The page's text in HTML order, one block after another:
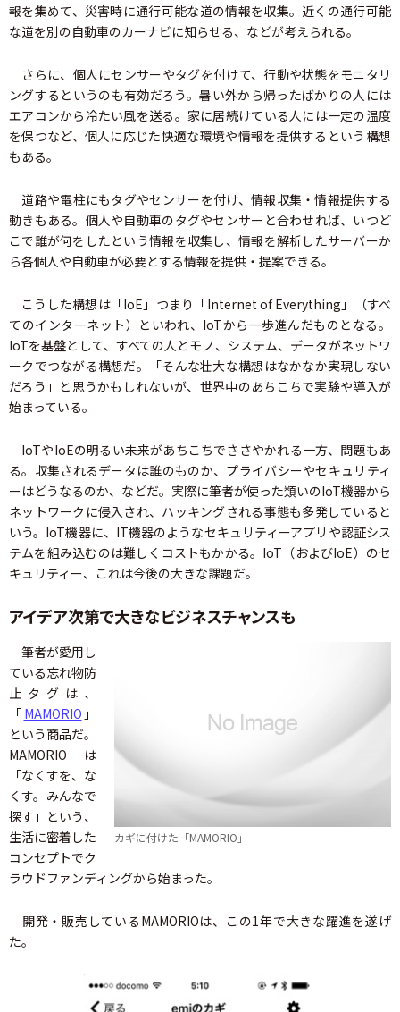
報を集めて、災害時に通行可能な道の情報を収集。近くの通行可能
な道を別の自動車のカーナビに知らせる、などが考えられる。
さらに、個人にセンサーやタグを付けて、行動や状態をモニタリ
ングするというのも有効だろう。暑い外から帰ったばかりの人には
エアコンから冷たい風を送る。家に居続けている人には一定の温度
を保つなど、個人に応じた快適な環境や情報を提供するという構想
もある。
道路や電柱にもタグやセンサーを付け、情報収集・情報提供する
動きもある。個人や自動車のタグやセンサーと合わせれば、いつど
こで誰が何をしたという情報を収集し、情報を解析したサーバーか
ら各個人や自動車が必要とする情報を提供・提案できる。
こうした構想は「IoE」つまり「Internet of Everything」（すべ
てのインターネット）といわれ、IoTから一歩進んだものとなる。
IoTを基盤として、すべての人とモノ、システム、データがネットワ
ークでつながる構想だ。「そんな壮大な構想はなかなか実現しない
だろう」と思うかもしれないが、世界中のあちこちで実験や導入が
始まっている。
IoTやIoEの明るい未来があちこちでささやかれる一方、問題もあ
る。収集されるデータは誰のものか、プライバシーやセキュリティ
ーはどうなるのか、などだ。実際に筆者が使った類いのIoT機器から
ネットワークに侵入され、ハッキングされる事態も多発していると
いう。IoT機器に、IT機器のようなセキュリティーアプリや認証シス
テムを組み込むのは難しくコストもかかる。IoT（およびIoE）のセ
キュリティー、これは今後の大きな課題だ。
アイデア次第で大きなビジネスチャンスも
カギに付けた「MAMORIO」
筆者が愛用し
ている忘れ物防
止タグは、
「 MAMORIO 」
という商品だ。
MAMORIOは
「なくすを、な
くす。みんなで
探す」という、
生活に密着した
コンセプトでク
ラウドファンディングから始まった。
開発・販売しているMAMORIOは、この1年で大きな躍進を遂げ
た。